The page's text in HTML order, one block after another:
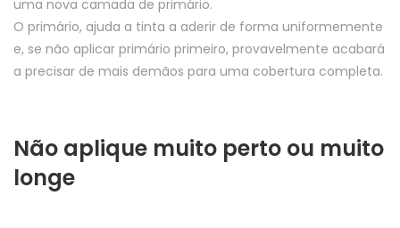
uma nova camada de primário.
O primário, ajuda a tinta a aderir de forma uniformemente
e, se não aplicar primário primeiro, provavelmente acabará
a precisar de mais demãos para uma cobertura completa.
Não aplique muito perto ou muito
longe